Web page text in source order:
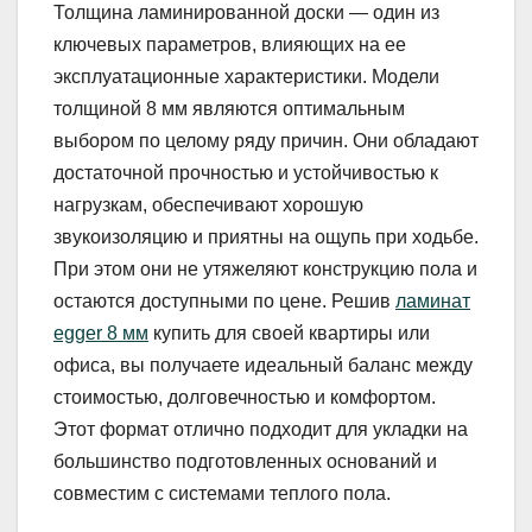
Толщина ламинированной доски — один из
ключевых параметров, влияющих на ее
эксплуатационные характеристики. Модели
толщиной 8 мм являются оптимальным
выбором по целому ряду причин. Они обладают
достаточной прочностью и устойчивостью к
нагрузкам, обеспечивают хорошую
звукоизоляцию и приятны на ощупь при ходьбе.
При этом они не утяжеляют конструкцию пола и
остаются доступными по цене. Решив ламинат
egger 8 мм купить для своей квартиры или
офиса, вы получаете идеальный баланс между
стоимостью, долговечностью и комфортом.
Этот формат отлично подходит для укладки на
большинство подготовленных оснований и
совместим с системами теплого пола.